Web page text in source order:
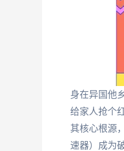
身在异国他
给家人抢个
其核心根源
速器）成为